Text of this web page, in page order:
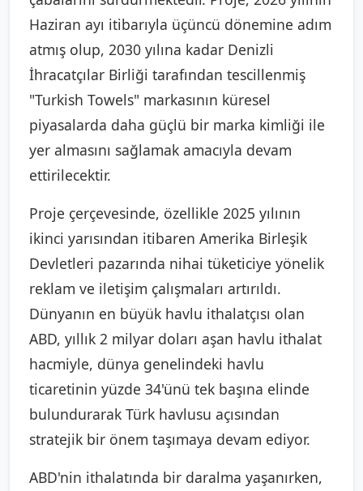
Haziran ayı itibarıyla üçüncü dönemine adım
atmış olup, 2030 yılına kadar Denizli
İhracatçılar Birliği tarafından tescillenmiş
"Turkish Towels" markasının küresel
piyasalarda daha güçlü bir marka kimliği ile
yer almasını sağlamak amacıyla devam
ettirilecektir.
Proje çerçevesinde, özellikle 2025 yılının
ikinci yarısından itibaren Amerika Birleşik
Devletleri pazarında nihai tüketiciye yönelik
reklam ve iletişim çalışmaları artırıldı.
Dünyanın en büyük havlu ithalatçısı olan
ABD, yıllık 2 milyar doları aşan havlu ithalat
hacmiyle, dünya genelindeki havlu
ticaretinin yüzde 34'ünü tek başına elinde
bulundurarak Türk havlusu açısından
stratejik bir önem taşımaya devam ediyor.
ABD'nin ithalatında bir daralma yaşanırken,